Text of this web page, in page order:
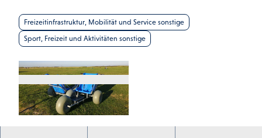
Freizeitinfrastruktur, Mobilität und Service sonstige
Sport, Freizeit und Aktivitäten sonstige